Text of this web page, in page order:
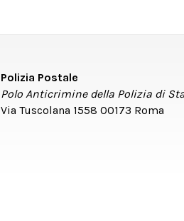
Polizia Postale
Polo Anticrimine della Polizia di
Via Tuscolana 1558 00173 Roma